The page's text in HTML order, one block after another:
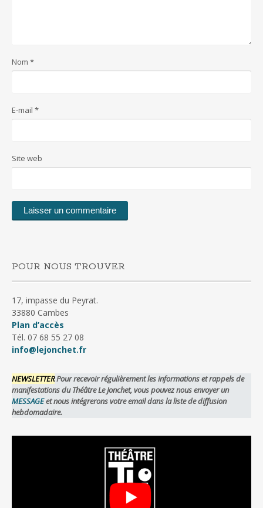
Nom *
E-mail *
Site web
POUR NOUS TROUVER
17, impasse du Peyrat.
33880 Cambes
Plan d’accès
Tél. 07 68 55 27 08
info@lejonchet.fr
NEWSLETTERPour recevoir régulièrement les informations et rappels de
manifestations du Théâtre Le Jonchet, vous pouvez nous envoyer un
MESSAGEet nous intégrerons votre email dans la liste de diffusion
hebdomadaire.